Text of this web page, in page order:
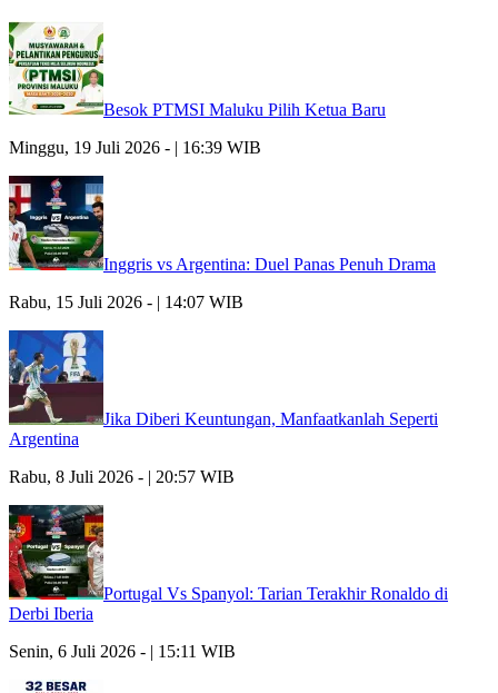
Besok PTMSI Maluku Pilih Ketua Baru
Minggu, 19 Juli 2026 - | 16:39 WIB
Inggris vs Argentina: Duel Panas Penuh Drama
Rabu, 15 Juli 2026 - | 14:07 WIB
Jika Diberi Keuntungan, Manfaatkanlah Seperti
Argentina
Rabu, 8 Juli 2026 - | 20:57 WIB
Portugal Vs Spanyol: Tarian Terakhir Ronaldo di
Derbi Iberia
Senin, 6 Juli 2026 - | 15:11 WIB